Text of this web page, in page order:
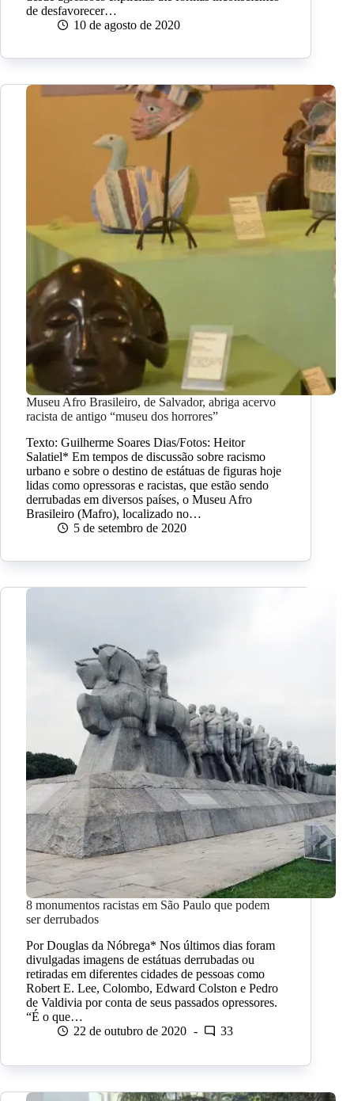
de desfavorecer…
10 de agosto de 2020
Museu Afro Brasileiro, de Salvador, abriga acervo
racista de antigo “museu dos horrores”
Texto: Guilherme Soares Dias/Fotos: Heitor
Salatiel* Em tempos de discussão sobre racismo
urbano e sobre o destino de estátuas de figuras hoje
lidas como opressoras e racistas, que estão sendo
derrubadas em diversos países, o Museu Afro
Brasileiro (Mafro), localizado no…
5 de setembro de 2020
8 monumentos racistas em São Paulo que podem
ser derrubados
Por Douglas da Nóbrega* Nos últimos dias foram
divulgadas imagens de estátuas derrubadas ou
retiradas em diferentes cidades de pessoas como
Robert E. Lee, Colombo, Edward Colston e Pedro
de Valdivia por conta de seus passados opressores.
“É o que…
22 de outubro de 2020
33